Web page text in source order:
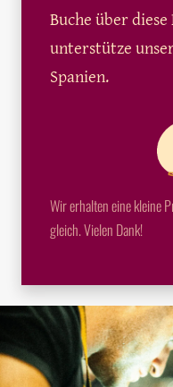
Buche über
unterstütze
Spanien.
Wir erhalten eine kleine
gleich. Vielen Dank!